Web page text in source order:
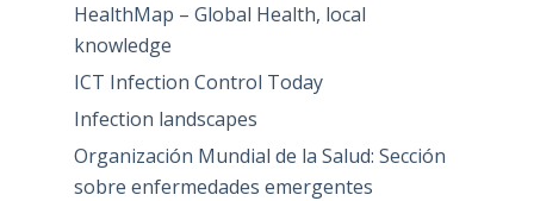
HealthMap – Global Health, local
knowledge
ICT Infection Control Today
Infection landscapes
Organización Mundial de la Salud: Sección
sobre enfermedades emergentes